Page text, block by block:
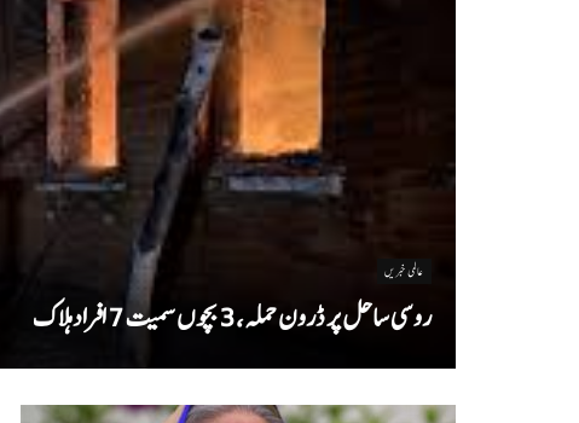
عالمی خبریں
روسی ساحل پر ڈرون حملہ، 3 بچوں سمیت 7 افراد ہلاک